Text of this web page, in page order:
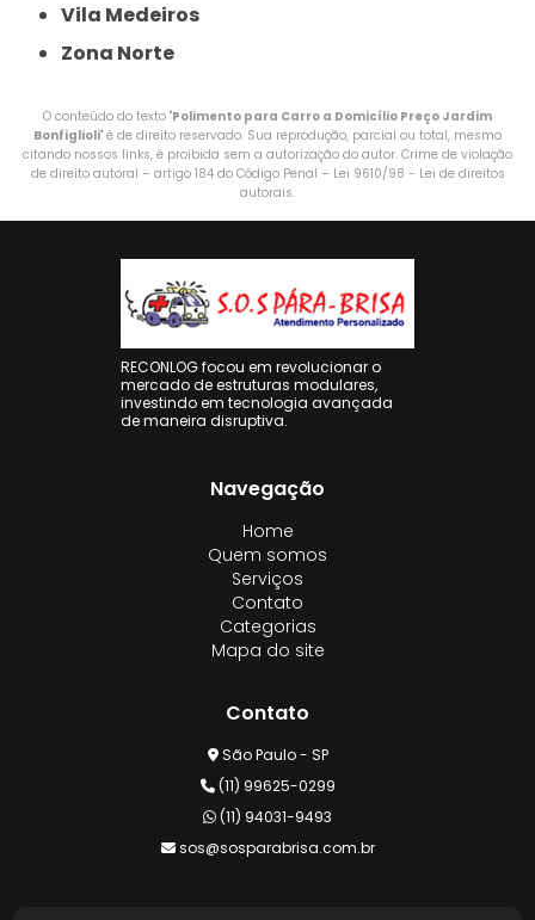
Vila Medeiros
Zona Norte
O conteúdo do texto "Polimento para Carro a Domicílio Preço Jardim
Bonfiglioli" é de direito reservado. Sua reprodução, parcial ou total, mesmo
citando nossos links, é proibida sem a autorização do autor. Crime de violação
de direito autoral – artigo 184 do Código Penal – Lei 9610/98 - Lei de direitos
autorais.
RECONLOG focou em revolucionar o
mercado de estruturas modulares,
investindo em tecnologia avançada
de maneira disruptiva.
Navegação
Home
Quem somos
Serviços
Contato
Categorias
Mapa do site
Contato
São Paulo - SP
(11) 99625-0299
(11) 94031-9493
sos@sosparabrisa.com.br